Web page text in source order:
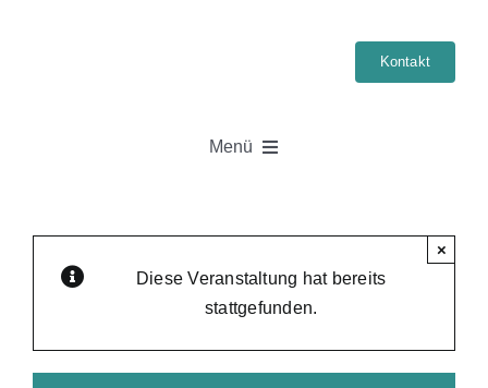
Menü
Führerschein
Klassen
Kontakt
Diese Veranstaltung hat bereits
stattgefunden.
×